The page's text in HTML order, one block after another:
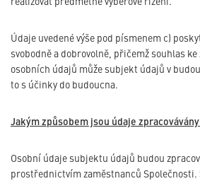
Údaje uvedené výše pod písmenem c)
svobodně a dobrovolně, přičemž souhlas
osobních údajů může subjekt údajů v
to s účinky do budoucna.
Jakým způsobem jsou údaje
Osobní údaje subjektu údajů budou
prostřednictvím zaměstnanců Společnosti.